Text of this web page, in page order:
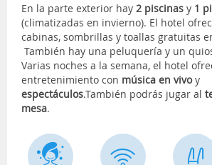
En la parte exterior hay 2 piscinas y 1
(climatizadas en invierno). El hotel
cabinas, sombrillas y toallas gratuitas
También hay una peluquería y un
Varias noches a la semana, el hotel
entretenimiento con música en vivoy
espectáculos.También podrás jugar al
mesa.